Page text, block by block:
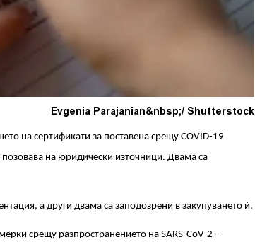
Evgenia Parajanian&nbsp;/ Shutterstock
на сертификати за поставена срещу COVID-19
позовава на юридически източници. Двама са
а други двама са заподозрени в закупуването ѝ.
срещу разпространението на SARS-CoV-2 –